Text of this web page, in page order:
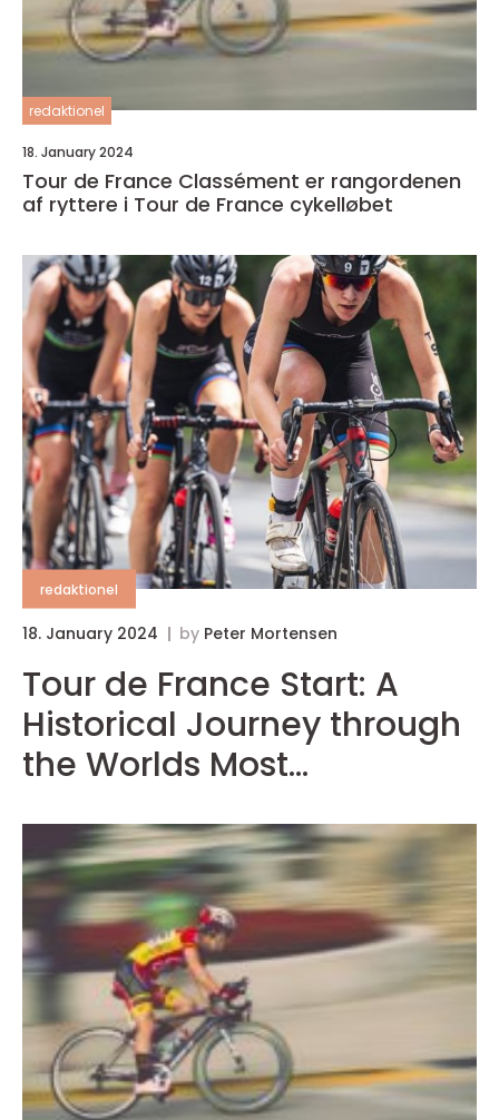
redaktionel
18. January 2024
Tour de France Classément er rangordenen
af ryttere i Tour de France cykelløbet
redaktionel
18. January 2024 by Peter Mortensen
Tour de France Start: A
Historical Journey through
the Worlds Most